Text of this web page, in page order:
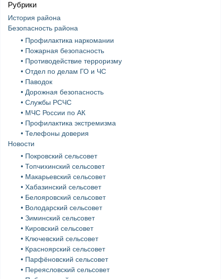
Рубрики
История района
Безопасность района
• Профилактика наркомании
• Пожарная безопасность
• Противодействие терроризму
• Отдел по делам ГО и ЧС
• Паводок
• Дорожная безопасность
• Службы РСЧС
• МЧС России по АК
• Профилактика экстремизма
• Телефоны доверия
Новости
• Покровский сельсовет
• Топчихинский сельсовет
• Макарьевский сельсовет
• Хабазинский сельсовет
• Белояровский сельсовет
• Володарский сельсовет
• Зиминский сельсовет
• Кировский сельсовет
• Ключевский сельсовет
• Красноярский сельсовет
• Парфёновский сельсовет
• Переясловский сельсовет